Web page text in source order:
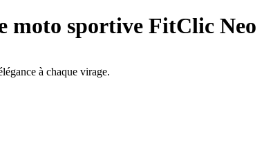
moto sportive FitClic Neo
à chaque virage.